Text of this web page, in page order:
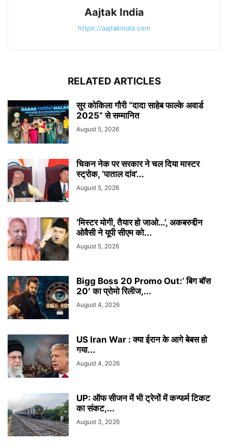
Aajtak India
https://aajtakindia.com
RELATED ARTICLES
सुर कोकिला गौरी “दादा साहेब फाल्के अवार्ड
2025” से सम्मानित
August 5, 2026
चिकन नेक पर सरकार ने चल दिया मास्टर
स्ट्रोक, ‘पाताल दांव’...
August 5, 2026
‘मिस्टर योगी, तैयार हो जाओ…’, अकबरुद्दीन
ओवैसी ने यूपी सीएम को...
August 5, 2026
Bigg Boss 20 Promo Out:’ बिग बॉस
20′ का प्रोमो रिलीज,...
August 4, 2026
US Iran War : क्या ईरान के आगे बेबस हो
गया...
August 4, 2026
UP: ऑफ सीजन में भी ट्रेनों में कन्फर्म टिकट
का संकट,...
August 3, 2026